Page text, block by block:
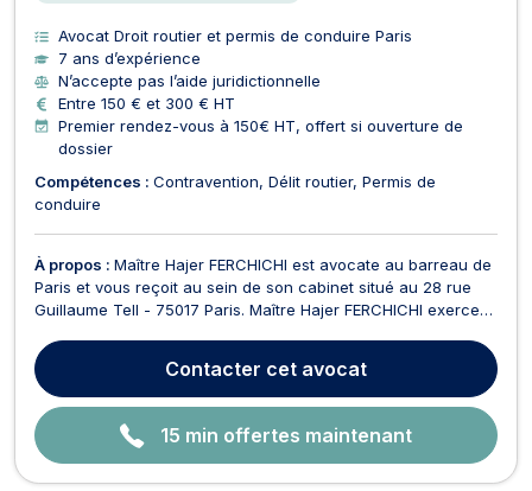
Avocat Droit routier et permis de conduire Paris
7 ans d’expérience
N’accepte pas l’aide juridictionnelle
Entre 150 € et 300 € HT
Premier rendez-vous à 150€ HT, offert si ouverture de
dossier
Compétences : Contravention Délit routier Permis de
conduire
À propos : Maître Hajer FERCHICHI est avocate au barreau de
Paris et vous reçoit au sein de son cabinet situé au 28 rue
Guillaume Tell - 75017 Paris. Maître Hajer FERCHICHI exerce
famille. Dans le domaine du droit pénal, Maître Hajer
FERCHICHI attache une importance con...
Contacter cet avocat
15 min offertes maintenant